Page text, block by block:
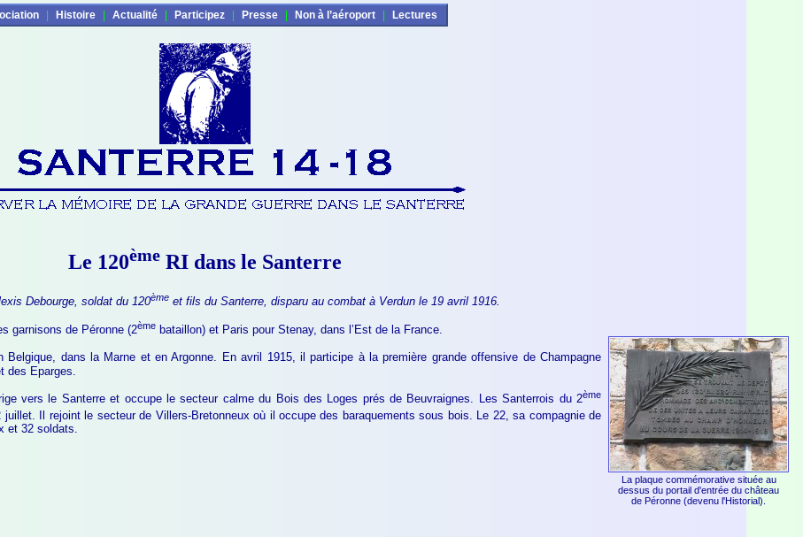
Histoire Actualité Participez Presse Non à l’aéroport Lectures
Le 120èmeRI dans le Santerre
Debourge, soldat du 120èmeet fils du Santerre, disparu au combat à Verdun le 19 avril 1916.
La plaque commémorative située au
dessus du portail d'entrée du château
de Péronne (devenu l'Historial).
garnisons de Péronne (2ème bataillon) et Paris pour Stenay, dans l’Est de la France.
Belgique, dans la Marne et en Argonne. En avril 1915, il participe à la première grande offensive de Champagne
des Eparges.
vers le Santerre et occupe le secteur calme du Bois des Loges prés de Beuvraignes. Les Santerrois du 2ème
juillet. Il rejoint le secteur de Villers-Bretonneux où il occupe des baraquements sous bois. Le 22, sa compagnie de
et 32 soldats.